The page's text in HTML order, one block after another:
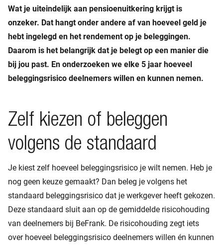
Wat je uiteindelijk aan pensioenuitkering krijgt is
onzeker. Dat hangt onder andere af van hoeveel geld je
hebt ingelegd en het rendement op je beleggingen.
Daarom is het belangrijk dat je belegt op een manier die
bij jou past. En onderzoeken we elke 5 jaar hoeveel
beleggingsrisico deelnemers willen en kunnen nemen.
Zelf kiezen of beleggen
volgens de standaard
Je kiest zelf hoeveel beleggingsrisico je wilt nemen. Heb je
nog geen keuze gemaakt? Dan beleg je volgens het
standaard beleggingsrisico dat je werkgever heeft gekozen.
Deze standaard sluit aan op de gemiddelde risicohouding
van deelnemers bij BeFrank. De risicohouding zegt iets
over hoeveel beleggingsrisico deelnemers willen én kunnen